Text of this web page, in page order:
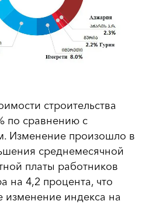
строительства
по сравнению с
Изменение произошло в
среднемесячной
платы работников
на 4,2 процента, что
изменение индекса на